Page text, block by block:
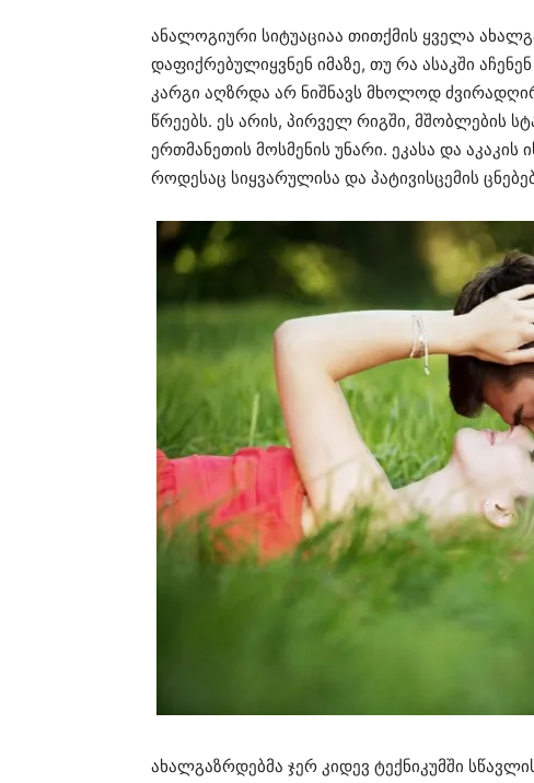
ანალოგიური სიტუაციაა თითქმის ყველა
დაფიქრებულიყვნენ იმაზე, თუ რა ასაკში
კარგი აღზრდა არ ნიშნავს მხოლოდ
წრეებს. ეს არის, პირველ რიგში, მშობლების
ერთმანეთის მოსმენის უნარი. ეკასა და
როდესაც სიყვარულისა და პატივისცემის
ახალგაზრდებმა ჯერ კიდევ ტექნიკუმში